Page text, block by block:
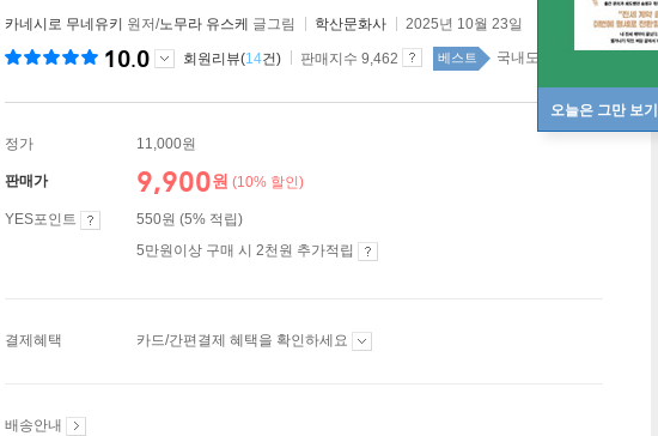
오늘은 그만 보기
카네시로 무네유키 원저/노무라 유스케 글그림 학산문화사 2025년 10월 23일
10.0 회원리뷰(14건) 판매지수 9,462 베스트 국내도서 top100 2주
정가 11,000원
판매가 9,900원 (10% 할인)
YES포인트
550원 (5% 적립)
5만원이상 구매 시 2천원 추가적립
결제혜택 카드/간편결제 혜택을 확인하세요
배송안내